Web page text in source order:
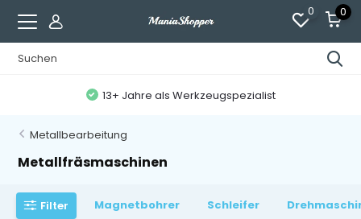
0 0
13+ Jahre als Werkzeugspezialist
Metallbearbeitung
Metallfräsmaschinen
Filter Magnetbohrer Schleifer